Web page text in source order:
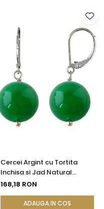
Cercei Argint cu Tortita
Inchisa si Jad Natural
Malaesian de 12 mm
168,18 RON
ADAUGA IN COS